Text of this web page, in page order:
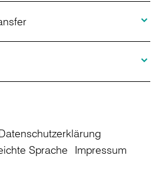
Sprache Impressum